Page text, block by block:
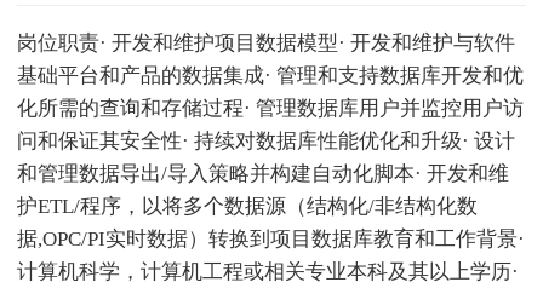
岗位职责· 开发和维护项目数据模型· 开发和维护与软件
基础平台和产品的数据集成· 管理和支持数据库开发和优
化所需的查询和存储过程· 管理数据库用户并监控用户访
问和保证其安全性· 持续对数据库性能优化和升级· 设计
和管理数据导出/导入策略并构建自动化脚本· 开发和维
护ETL/程序，以将多个数据源（结构化/非结构化数
据,OPC/PI实时数据）转换到项目数据库教育和工作背景·
计算机科学，计算机工程或相关专业本科及其以上学历·